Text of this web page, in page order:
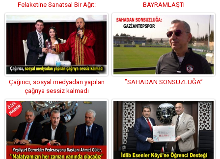
Felaketine Sanatsal Bir Ağıt:
“Sesimi Duyan Yok mu? Ses Ver!”
BAYRAMLAŞTI
Çağırıcı, sosyal medyadan yapılan
çağrıya sessiz kalmadı
”SAHADAN SONSUZLUĞA”